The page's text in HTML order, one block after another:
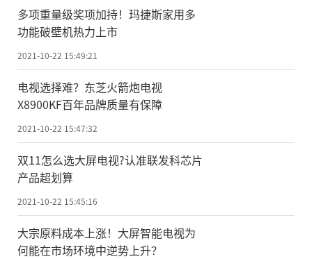
多项重量级奖项加持！玛捷斯家用多
功能破壁机热力上市
2021-10-22 15:49:21
电视选择难？东芝火箭炮电视
X8900KF百年品牌质量有保障
2021-10-22 15:47:32
双11怎么选大屏电视?认准联发科芯片
产品超划算
2021-10-22 15:45:16
大宗原料成本上涨！大屏智能电视为
何能在市场环境中逆势上升？